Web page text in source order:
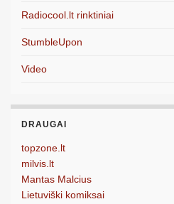
Radiocool.lt rinktiniai
StumbleUpon
Video
DRAUGAI
topzone.lt
milvis.lt
Mantas Malcius
Lietuviški komiksai